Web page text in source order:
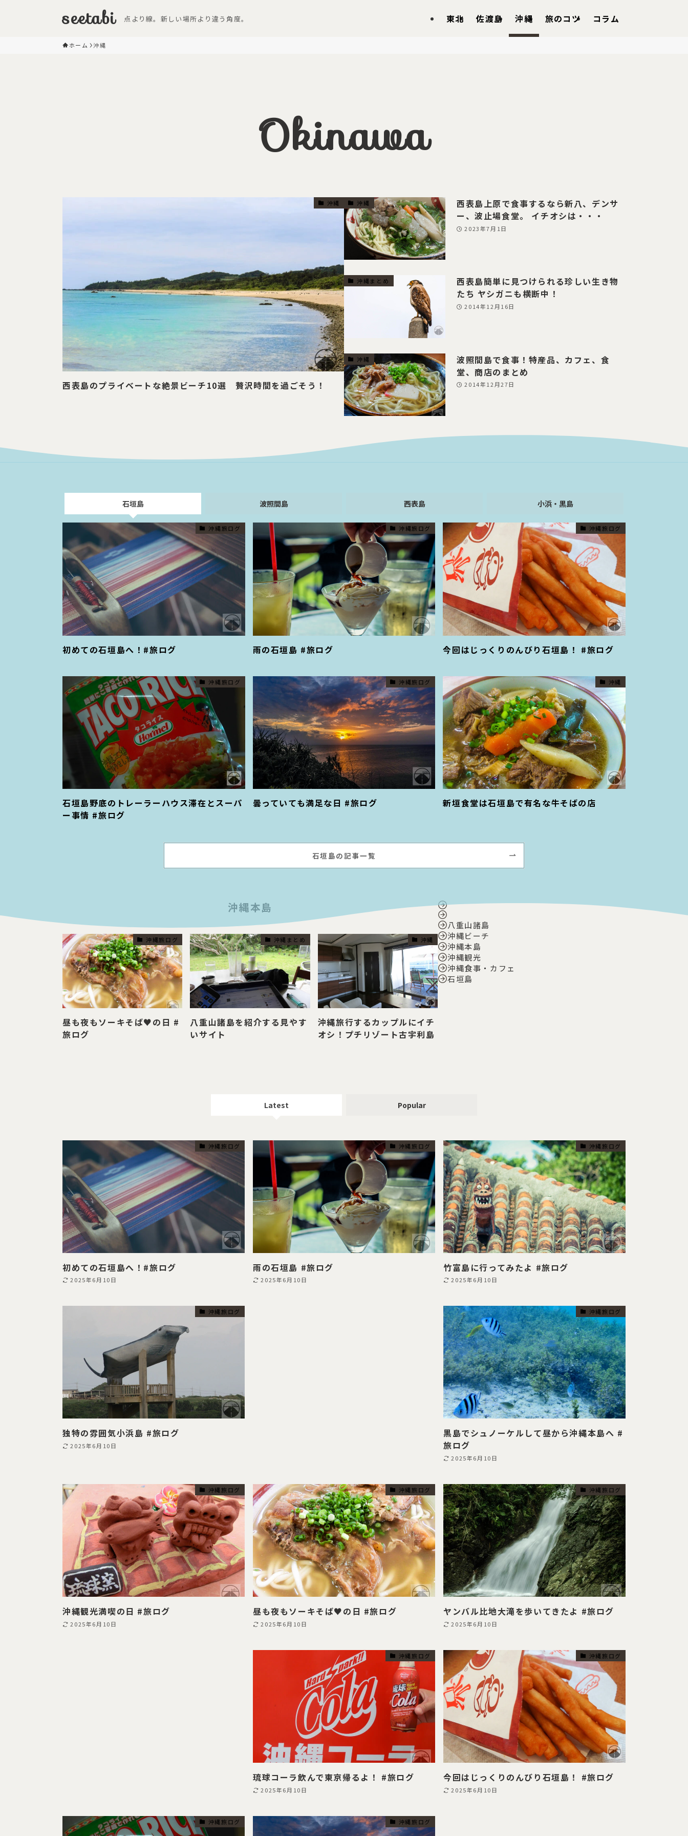
seetabi 点より線。新しい場所より違う角度。 東北 佐渡島 沖縄 旅のコツ コラム
ホーム 沖縄
Okinawa
沖縄
西表島のプライベートな絶景ビーチ10選 贅沢時間を過ごそう！
沖縄
西表島上原で食事するなら新八、デンサ
ー、波止場食堂。 イチオシは・・・
2023年7月1日
沖縄まとめ
西表島簡単に見つけられる珍しい生き物
たち ヤシガニも横断中！
2014年12月16日
沖縄
波照間島で食事！特産品、カフェ、食
堂、商店のまとめ
2014年12月27日
石垣島 波照間島 西表島 小浜・黒島
沖縄旅ログ
初めての石垣島へ！#旅ログ
沖縄旅ログ
雨の石垣島 #旅ログ
沖縄旅ログ
今回はじっくりのんびり石垣島！ #旅ログ
沖縄旅ログ
石垣島野底のトレーラーハウス滞在とスーパ
ー事情 #旅ログ
沖縄旅ログ
曇っていても満足な日 #旅ログ
沖縄
新垣食堂は石垣島で有名な牛そばの店
石垣島の記事一覧
沖縄本島
沖縄旅ログ
昼も夜もソーキそば♥の日 #
旅ログ
沖縄まとめ
八重山諸島を紹介する見やす
いサイト
沖縄
沖縄旅行するカップルにイチ
オシ！プチリゾート古宇利島
八重山諸島
沖縄ビーチ
沖縄本島
沖縄観光
沖縄食事・カフェ
石垣島
Latest Popular
沖縄旅ログ
初めての石垣島へ！#旅ログ
2025年6月10日
沖縄旅ログ
雨の石垣島 #旅ログ
2025年6月10日
沖縄旅ログ
竹富島に行ってみたよ #旅ログ
2025年6月10日
沖縄旅ログ
独特の雰囲気小浜島 #旅ログ
2025年6月10日
沖縄旅ログ
黒島でシュノーケルして昼から沖縄本島へ #
旅ログ
2025年6月10日
沖縄旅ログ
沖縄観光満喫の日 #旅ログ
2025年6月10日
沖縄旅ログ
昼も夜もソーキそば♥の日 #旅ログ
2025年6月10日
沖縄旅ログ
ヤンバル比地大滝を歩いてきたよ #旅ログ
2025年6月10日
沖縄旅ログ
琉球コーラ飲んで東京帰るよ！ #旅ログ
2025年6月10日
沖縄旅ログ
今回はじっくりのんびり石垣島！ #旅ログ
2025年6月10日
沖縄旅ログ 沖縄旅ログ